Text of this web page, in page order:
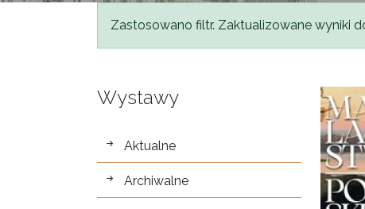
Komunikat
Zastosowano filtr. Zaktualizowane wyniki
Wystawy
wystawy
Aktualne
Archiwalne